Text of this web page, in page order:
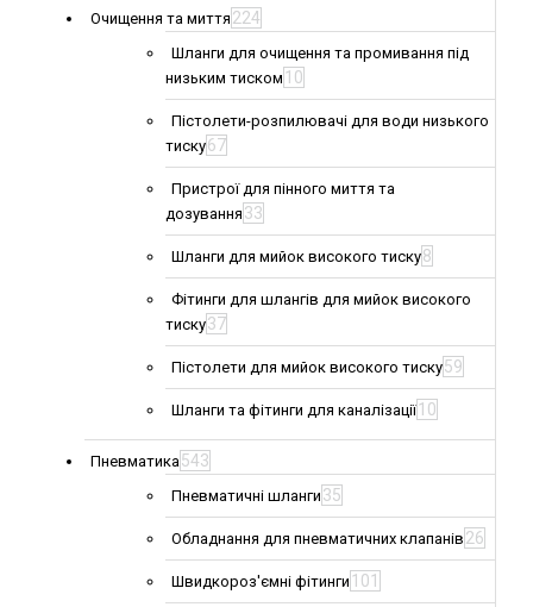
Очищення та миття 224
Шланги для очищення та промивання під
низьким тиском 10
Пістолети-розпилювачі для води низького
тиску67
Пристрої для пінного миття та
дозування 33
Шланги для мийок високого тиску8
Фітинги для шлангів для мийок високого
тиску37
Пістолети для мийок високого тиску59
Шланги та фітинги для каналізації 10
Пневматика543
Пневматичні шланги 35
Обладнання для пневматичних клапанів 26
Швидкороз'ємні фітинги 101